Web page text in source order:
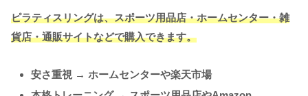
ピラティスリングは、スポーツ用品店・ホームセンター・雑
貨店・通販サイトなどで購入できます。
安さ重視 → ホームセンターや楽天市場